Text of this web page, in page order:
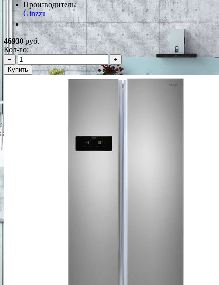
Производитель:
Ginzzu
*Наличие уточняйте у менеджера
46930руб.
Кол-во:
−
+
Купить